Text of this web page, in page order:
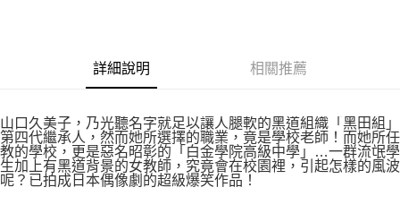
１．透過由恩沛科技股份有限公司提供之「AFTEE先享後付」服務完成之交
易，需依本服務之必要範圍內提供個人資料，並將交易相關給付款項請求債
２．關於個人資料處理事宜，請瀏覽以下網址：
https://aftee.tw/terms/#terms3
３．未成年的使用者請事先徵得法定代理人或監護人之同意方可使用
「AFTEE先享後付」，若未經同意申辦者引起之損失，本公司不負相關責
任。
每筆NT$80，滿NT$500(含以上)免運費
每筆NT$80，滿NT$500(含以上)免運費
宅配
每筆NT$100，滿NT$800(含以上)免運費
詳細說明 相關推薦
山口久美子，乃光聽名字就足以讓人腿軟的黑道組織「黑田組」
第四代繼承人，然而她所選擇的職業，竟是學校老師！而她所任
教的學校，更是惡名昭彰的「白金學院高級中學」…一群流氓學
生加上有黑道背景的女教師，究竟會在校園裡，引起怎樣的風波
呢？已拍成日本偶像劇的超級爆笑作品！